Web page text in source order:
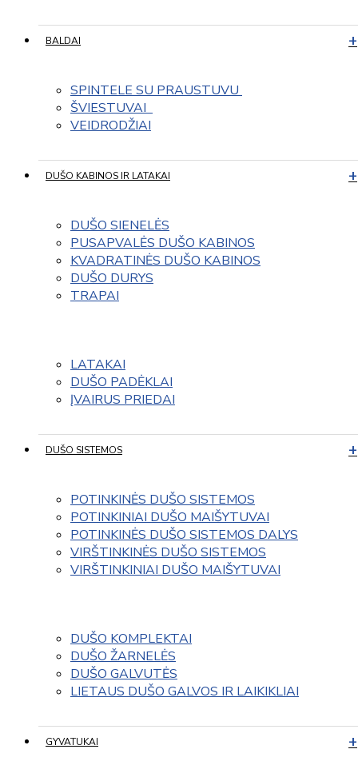
BALDAI
SPINTELE SU PRAUSTUVU
ŠVIESTUVAI
VEIDRODŽIAI
DUŠO KABINOS IR LATAKAI
DUŠO SIENELĖS
PUSAPVALĖS DUŠO KABINOS
KVADRATINĖS DUŠO KABINOS
DUŠO DURYS
TRAPAI
LATAKAI
DUŠO PADĖKLAI
ĮVAIRUS PRIEDAI
DUŠO SISTEMOS
POTINKINĖS DUŠO SISTEMOS
POTINKINIAI DUŠO MAIŠYTUVAI
POTINKINĖS DUŠO SISTEMOS DALYS
VIRŠTINKINĖS DUŠO SISTEMOS
VIRŠTINKINIAI DUŠO MAIŠYTUVAI
DUŠO KOMPLEKTAI
DUŠO ŽARNELĖS
DUŠO GALVUTĖS
LIETAUS DUŠO GALVOS IR LAIKIKLIAI
GYVATUKAI